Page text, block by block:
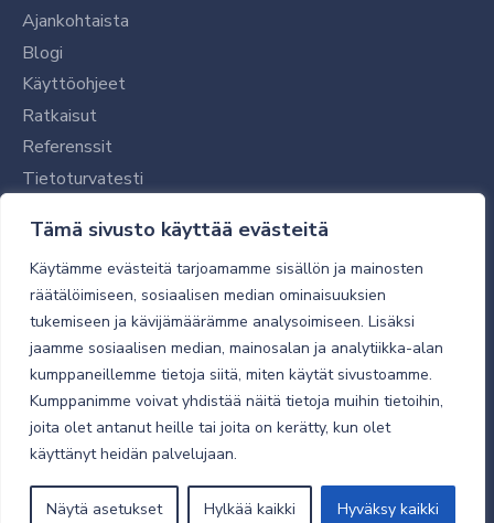
Tämä sivusto käyttää evästeitä
Käytämme evästeitä tarjoamamme sisällön ja mainosten
räätälöimiseen, sosiaalisen median ominaisuuksien
tukemiseen ja kävijämäärämme analysoimiseen. Lisäksi
jaamme sosiaalisen median, mainosalan ja analytiikka-alan
kumppaneillemme tietoja siitä, miten käytät sivustoamme.
Kumppanimme voivat yhdistää näitä tietoja muihin tietoihin,
joita olet antanut heille tai joita on kerätty, kun olet
käyttänyt heidän palvelujaan.
Näytä asetukset Hylkää kaikki Hyväksy kaikki
Ajankohtaista
Blogi
Käyttöohjeet
Ratkaisut
Referenssit
Tietoturvatesti
Tilaajalle
Toimitustavat ja -kulut
Verkkokaupan yleiset ehdot
Toimitusehdot
Tietosuojaseloste
Tietoturva
© 2026 Micro Magic